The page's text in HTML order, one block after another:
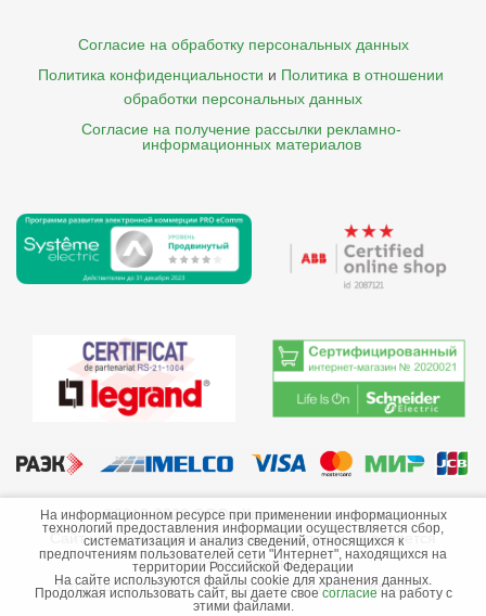
Согласие на обработку персональных данных
Политика конфиденциальности и Политика в отношении
обработки персональных данных
Согласие на получение рассылки рекламно-
    информационных материалов
©2013-2026 ООО «Краснодарэлектро»
Сайт носит информационный характер и не является
публичной офертой.
Стоимость товаров и их наличие не гарантируются.
На информационном ресурсе при применении информационных
технологий предоставления информации осуществляется сбор,
систематизация и анализ сведений, относящихся к
предпочтениям пользователей сети "Интернет", находящихся на
территории Российской Федерации
На сайте используются файлы cookie для хранения данных.
Продолжая использовать сайт, вы даете свое согласие на работу с
этими файлами.